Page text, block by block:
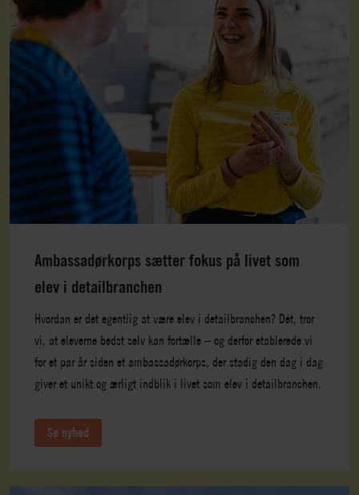
Ambassadørkorps sætter fokus på livet som
elev i detailbranchen
Hvordan er det egentlig at være elev i detailbranchen? Dét, tror
vi, at eleverne bedst selv kan fortælle – og derfor etablerede vi
for et par år siden et ambassadørkorps, der stadig den dag i dag
giver et unikt og ærligt indblik i livet som elev i detailbranchen.
Se nyhed